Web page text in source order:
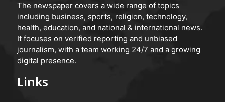
The newspaper covers a wide range of topics
including business, sports, religion, technology,
health, education, and national & international news.
It focuses on verified reporting and unbiased
journalism, with a team working 24/7 and a growing
digital presence.
Links